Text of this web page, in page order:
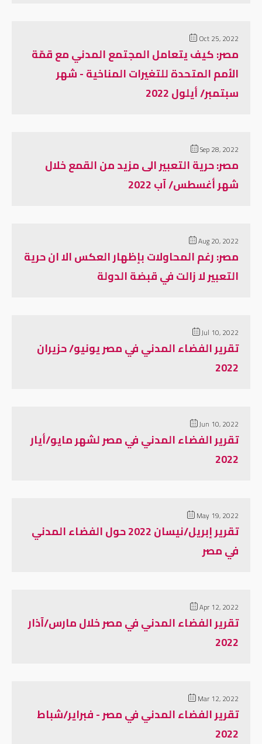
Oct 25, 2022
مصر: كيف يتعامل المجتمع المدني مع قمّة
الأمم المتحدة للتغيرات المناخية - شهر
سبتمبر/ أيلول 2022
Sep 28, 2022
مصر: حرية التعبير الى مزيد من القمع خلال
شهر أغسطس/ آب 2022
Aug 20, 2022
مصر: رغم المحاولات بإظهار العكس الا ان حرية
التعبير لا زالت في قبضة الدولة
Jul 10, 2022
تقرير الفضاء المدني في مصر يونيو/ حزيران
2022
Jun 10, 2022
تقرير الفضاء المدني في مصر لشهر مايو/أيار
2022
May 19, 2022
تقرير إبريل/نيسان 2022 حول الفضاء المدني
في مصر
Apr 12, 2022
تقرير الفضاء المدني في مصر خلال مارس/آذار
2022
Mar 12, 2022
تقرير الفضاء المدني في مصر - فبراير/شباط
2022